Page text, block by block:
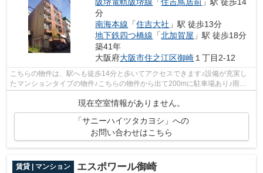
分
南海本線 「住吉大社 」駅 徒歩13分
地下鉄四つ橋線 「北加賀屋 」駅 徒歩18分
築41年
大阪府大阪市住之江区御崎 １丁目2-12
こちらの物件は、駅へも徒歩14分と歩いてアクセスできます♪設備が充実し
たマンションタイプの物件♪こちらの物件から出て200mに駐車場あり♪雨風
現在空室情報がありません。
「サニーハイツタカヨシ」への
お問い合わせはこちら
賃貸 | マンション エスポワール御崎